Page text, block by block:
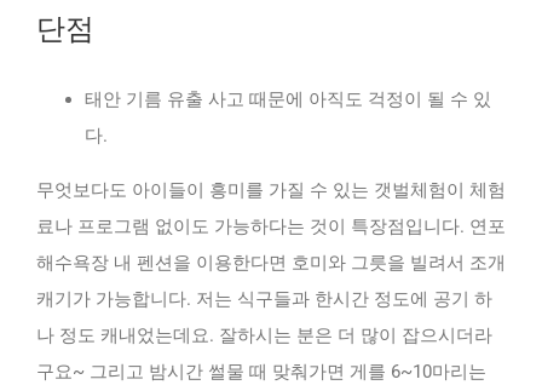
단점
태안 기름 유출 사고 때문에 아직도 걱정이 될 수 있
다.
무엇보다도 아이들이 흥미를 가질 수 있는 갯벌체험이 체험
료나 프로그램 없이도 가능하다는 것이 특장점입니다. 연포
해수욕장 내 펜션을 이용한다면 호미와 그릇을 빌려서 조개
캐기가 가능합니다. 저는 식구들과 한시간 정도에 공기 하
나 정도 캐내었는데요. 잘하시는 분은 더 많이 잡으시더라
구요~ 그리고 밤시간 썰물 때 맞춰가면 게를 6~10마리는